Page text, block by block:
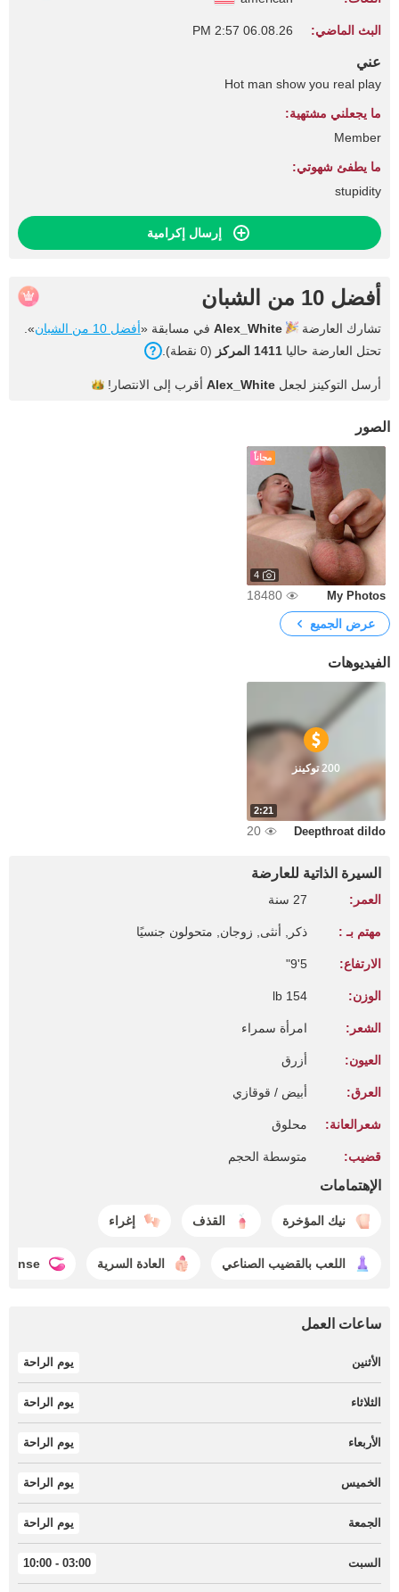
البث الماضي: 06.08.26 2:57 PM
عني
Hot man show you real play
ما يجعلني مشتهية:
Member
ما يطفئ شهوتي:
stupidity
إرسال إكرامية
أفضل 10 من الشبان
تشارك العارضة Alex_White في مسابقة «أفضل 10 من الشبان
».
تحتل العارضة حاليا 1411 المركز (0 نقطة).
أرسل التوكينز لجعل Alex_White أقرب إلى الانتصار!
الصور
مجاناً
4
My Photos
18480
عرض الجميع
الفيديوهات
2:21
200 توكينز
Deepthroat dildo
20
السيرة الذاتية للعارضة
العمر: 27 سنة
مهتم بـ : ذكر, أنثى, زوجان, متحولون جنسيًا
الارتفاع: 5'9"
الوزن: 154 lb
الشعر: امرأة سمراء
العيون: أزرق
العرق: أبيض / قوقازي
شعرالعانة: محلوق
قضيب: متوسطة الحجم
الإهتمامات
نيك المؤخرة القذف إغراء
اللعب بالقضيب الصناعي العادة السرية
ساعات العمل
الأثنين يوم الراحة
الثلاثاء يوم الراحة
الأربعاء يوم الراحة
الخميس يوم الراحة
الجمعة يوم الراحة
السبت 03:00 - 10:00